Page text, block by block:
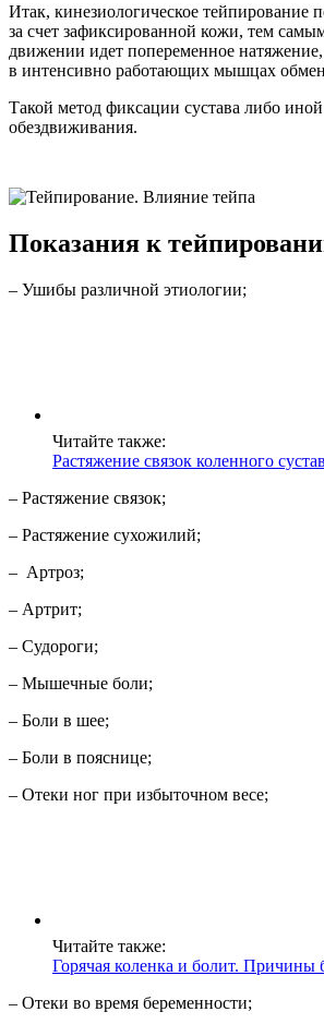
Итак, кинезиологическое
за счет зафиксированной кожи, тем
движении идет попеременное натяжение,
в интенсивно работающих мышцах
Такой метод фиксации сустава либо
обездвиживания.
Показания к
– Ушибы различной этиологии;
Читайте также:
Растяжение связок коленного
– Растяжение связок;
– Растяжение сухожилий;
– Артроз;
– Артрит;
– Судороги;
– Мышечные боли;
– Боли в шее;
– Боли в пояснице;
– Отеки ног при избыточном весе;
Читайте также:
Горячая коленка и болит. Причины
– Отеки во время беременности;